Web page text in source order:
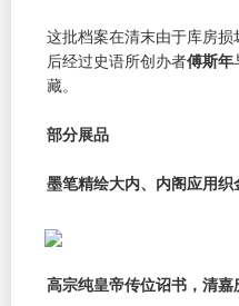
这批档案在清末由于库房
后经过史语所创办者傅斯年
藏。
部分展品
墨笔精绘大内、内阁应用
高宗纯皇帝传位诏书，清嘉